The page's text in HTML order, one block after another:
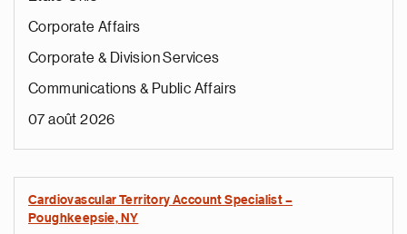
Corporate Affairs
Corporate & Division Services
Communications & Public Affairs
07 août 2026
Cardiovascular Territory Account Specialist –
Poughkeepsie, NY